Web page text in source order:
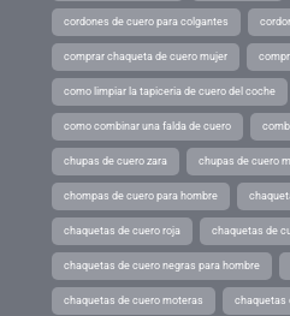
cordones de cuero para colgantes
comprar chaqueta de cuero mujer
como limpiar la tapiceria de cuero del coche
como combinar una falda de cuero
chupas de cuero zara chupas de cuero
chompas de cuero para hombre
chaquetas de cuero roja chaquetas de
chaquetas de cuero negras para hombre
chaquetas de cuero moteras chaquetas